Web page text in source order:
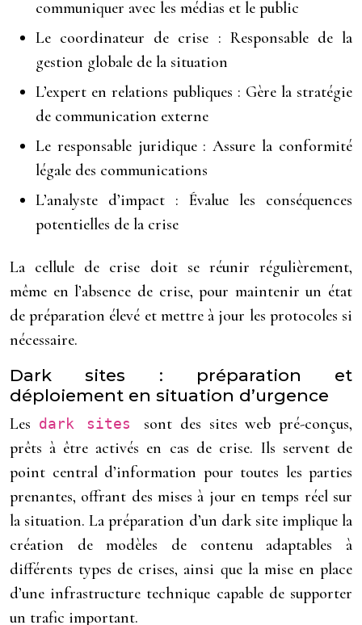
communiquer avec les médias et le public
Le coordinateur de crise : Responsable de la
gestion globale de la situation
L’expert en relations publiques : Gère la stratégie
de communication externe
Le responsable juridique : Assure la conformité
légale des communications
L’analyste d’impact : Évalue les conséquences
potentielles de la crise
La cellule de crise doit se réunir régulièrement,
même en l’absence de crise, pour maintenir un état
de préparation élevé et mettre à jour les protocoles si
nécessaire.
Dark sites : préparation et
déploiement en situation d’urgence
Les dark sites sont des sites web pré-conçus,
prêts à être activés en cas de crise. Ils servent de
point central d’information pour toutes les parties
prenantes, offrant des mises à jour en temps réel sur
la situation. La préparation d’un dark site implique la
création de modèles de contenu adaptables à
différents types de crises, ainsi que la mise en place
d’une infrastructure technique capable de supporter
un trafic important.